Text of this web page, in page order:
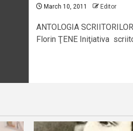
March 10, 2011 Editor
ANTOLOGIA
Florin ŢENE Iniţiativa